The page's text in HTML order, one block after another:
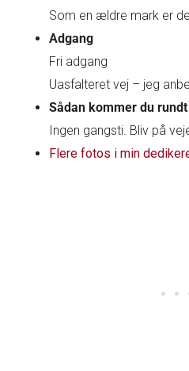
Som en ældre mark er
Adgang
Fri adgang
Uasfalteret vej – jeg
Sådan kommer du rundt
Ingen gangsti. Bliv på
Flere fotos i min